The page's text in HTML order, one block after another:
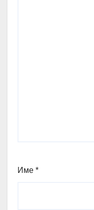
Име *